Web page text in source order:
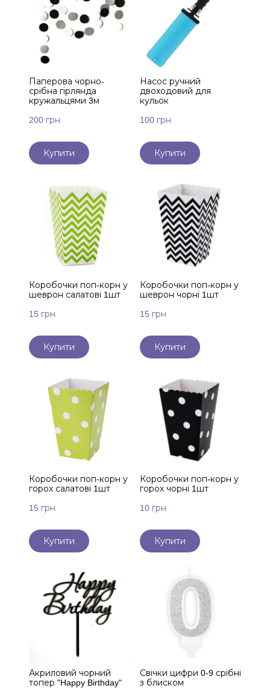
Паперова чорно-
срібна гірлянда
кружальцями 3м
200 грн
Купити
Насос ручний
двоходовий для
кульок
100 грн
Купити
Коробочки поп-корн у
шеврон салатові 1шт
15 грн
Купити
Коробочки поп-корн у
шеврон чорні 1шт
15 грн
Купити
Коробочки поп-корн у
горох салатові 1шт
15 грн
Купити
Коробочки поп-корн у
горох чорні 1шт
10 грн
Купити
Акриловий чорний
топер "Happy Birthday"
Свічки цифри 0-9 срібні
з блиском